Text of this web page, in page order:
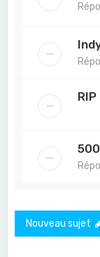
Nouveau sujet